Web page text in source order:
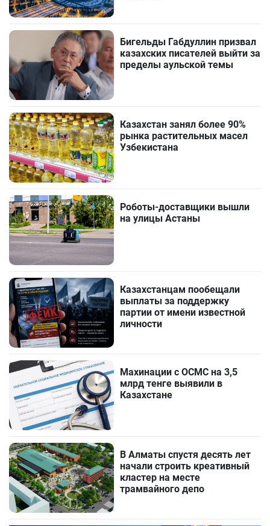
Бигельды Габдуллин призвал
казахских писателей выйти за
пределы аульской темы
Казахстан занял более 90%
рынка растительных масел
Узбекистана
Роботы-доставщики вышли
на улицы Астаны
Казахстанцам пообещали
выплаты за поддержку
партии от имени известной
личности
Махинации с ОСМС на 3,5
млрд тенге выявили в
Казахстане
В Алматы спустя десять лет
начали строить креативный
кластер на месте
трамвайного депо